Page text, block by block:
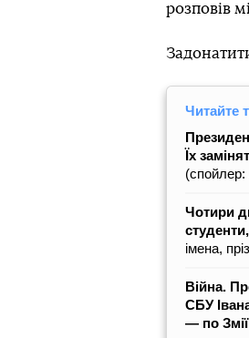
розповів
Читайте
Їх
Чотири
імена,
Війна.
СБУ
— по